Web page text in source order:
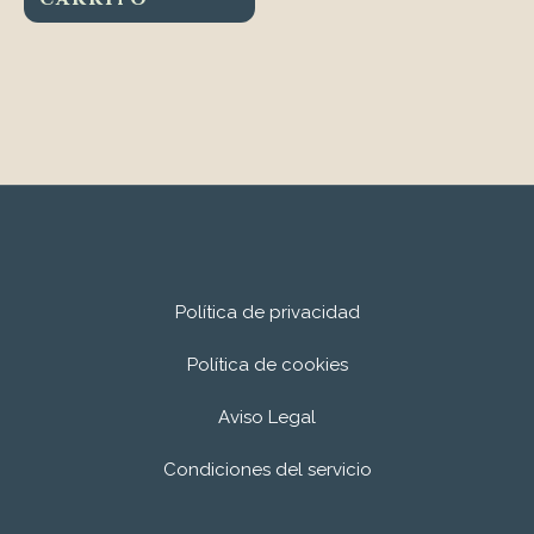
Política de privacidad
Política de cookies
Aviso Legal
Condiciones del servicio